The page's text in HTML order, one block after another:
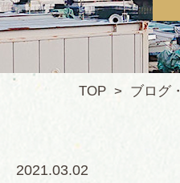
TOP ブログ
2021.03.02